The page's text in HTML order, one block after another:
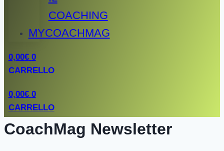
COACHING
MYCOACHMAG
0,00€ 0
CARRELLO
0,00€ 0
CARRELLO
CoachMag Newsletter